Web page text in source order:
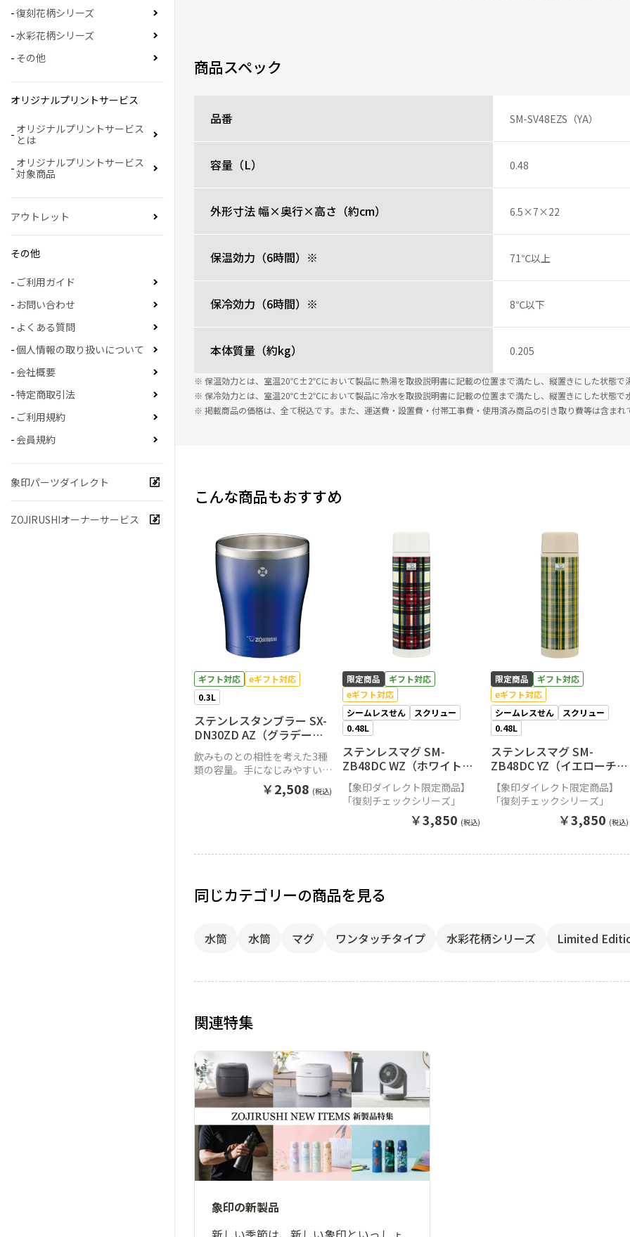
商品スペック
品番 SM-SV48EZS（YA）
容量（L） 0.48
外形寸法 幅×奥行×高さ（約cm） 6.5×7×22
保温効力（6時間）※ 71℃以上
保冷効力（6時間）※ 8℃以下
本体質量（約kg） 0.205
※ 保温効力とは、室温20℃±2℃において製品に熱湯を取扱説明書に記載の位置まで満たし、縦置きにした状態
※ 保冷効力とは、室温20℃±2℃において製品に冷水を取扱説明書に記載の位置まで満たし、縦置きにした状態
※ 掲載商品の価格は、全て税込です。また、運送費・設置費・付帯工事費・使用済み商品の引き取り費等は含まれ
こんな商品もおすすめ
ギフト対応
eギフト対応
0.3L
ステンレスタンブラー SX-
DN30ZD AZ（グラデーシ
ョンネイビー）
飲みものとの相性を考えた3種
類の容量。手になじみやすいシ
ンプルデザインステンレスタン
￥2,508 (税込)
限定商品
ギフト対応
eギフト対応
シームレスせん
スクリュー
0.48L
ステンレスマグ SM-
ZB48DC WZ（ホワイトチ
ェック）
【象印ダイレクト限定商品】
「復刻チェックシリーズ」
￥3,850 (税込)
限定商品
ギフト対応
eギフト対応
シームレスせん
スクリュー
0.48L
ステンレスマグ SM-
ZB48DC YZ（イエローチェ
ック）
【象印ダイレクト限定商品】
「復刻チェックシリーズ」
￥3,850 (税込)
同じカテゴリーの商品を見る
水筒 水筒 マグ ワンタッチタイプ 水彩花柄シリーズ Limited
関連特集
象印の新製品
復刻花柄シリーズ
水彩花柄シリーズ
その他
オリジナルプリントサービス
オリジナルプリントサービス
とは
オリジナルプリントサービス
対象商品
アウトレット
その他
ご利用ガイド
お問い合わせ
よくある質問
個人情報の取り扱いについて
会社概要
特定商取引法
ご利用規約
会員規約
象印パーツダイレクト
ZOJIRUSHIオーナーサービス